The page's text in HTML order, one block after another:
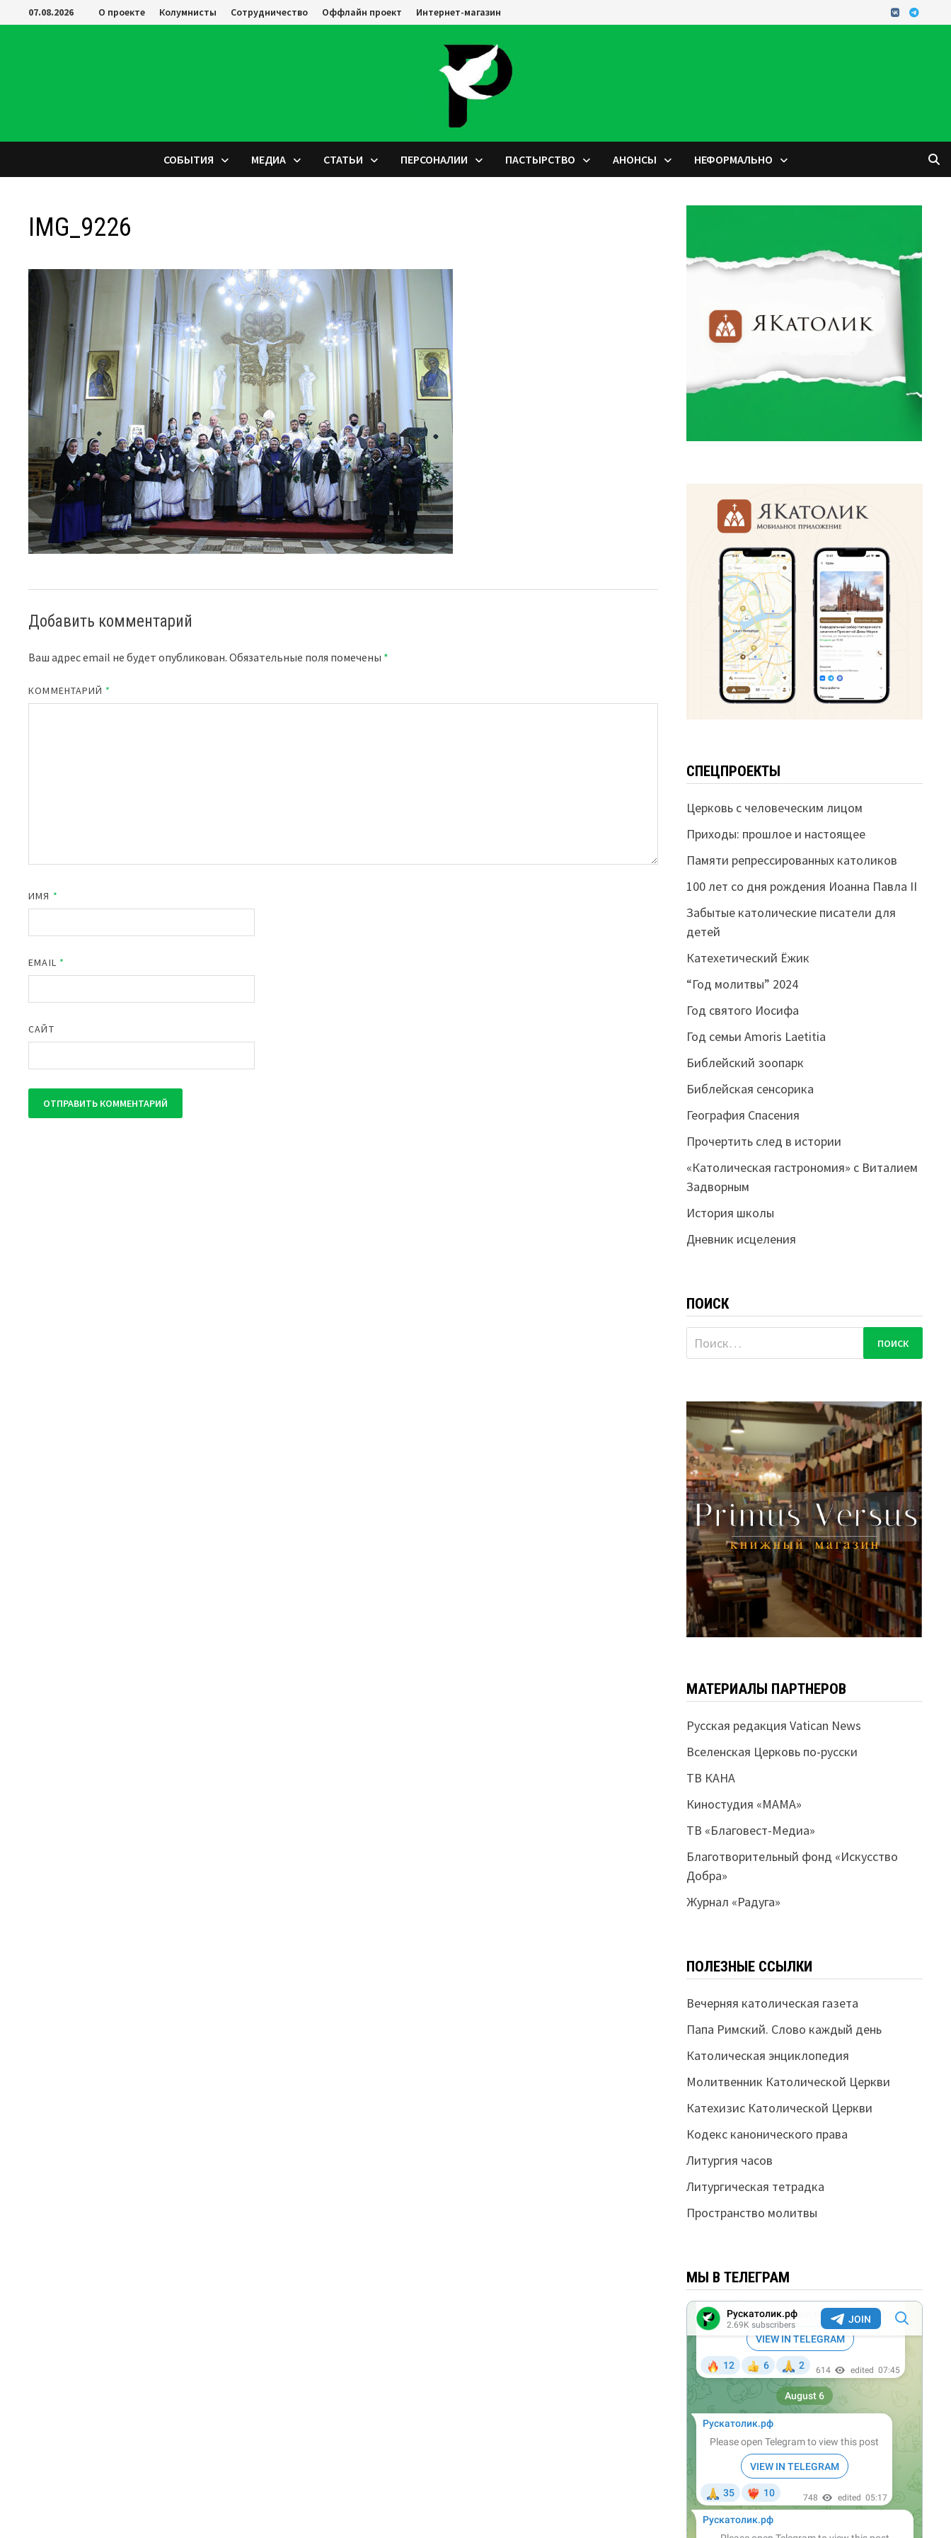
Перейти
к
07.08.2026 О проекте Колумнисты Сотрудничество Оффлайн проект Интернет-магазин
СОБЫТИЯ МЕДИА СТАТЬИ ПЕРСОНАЛИИ ПАСТЫРСТВО АНОНСЫ НЕФОРМАЛЬНО
IMG_9226
Добавить комментарий
Ваш адрес email не будет опубликован. Обязательные поля помечены *
КОММЕНТАРИЙ *
ИМЯ *
EMAIL *
САЙТ
СПЕЦПРОЕКТЫ
Церковь с человеческим лицом
Приходы: прошлое и настоящее
Памяти репрессированных католиков
100 лет со дня рождения Иоанна Павла II
Забытые католические писатели для
детей
Катехетический Ёжик
“Год молитвы” 2024
Год святого Иосифа
Год семьи Amoris Laetitia
Библейский зоопарк
Библейская сенсорика
География Спасения
Прочертить след в истории
«Католическая гастрономия» с Виталием
Задворным
История школы
Дневник исцеления
ПОИСК
Найти:
МАТЕРИАЛЫ ПАРТНЕРОВ
Русская редакция Vatican News
Вселенская Церковь по-русски
ТВ КАНА
Киностудия «МАМА»
ТВ «Благовест-Медиа»
Благотворительный фонд «Искусство
Добра»
Журнал «Радуга»
ПОЛЕЗНЫЕ ССЫЛКИ
Вечерняя католическая газета
Папа Римский. Слово каждый день
Католическая энциклопедия
Молитвенник Католической Церкви
Катехизис Католической Церкви
Кодекс канонического права
Литургия часов
Литургическая тетрадка
Пространство молитвы
МЫ В ТЕЛЕГРАМ